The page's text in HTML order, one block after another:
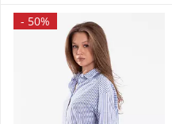
- 50%